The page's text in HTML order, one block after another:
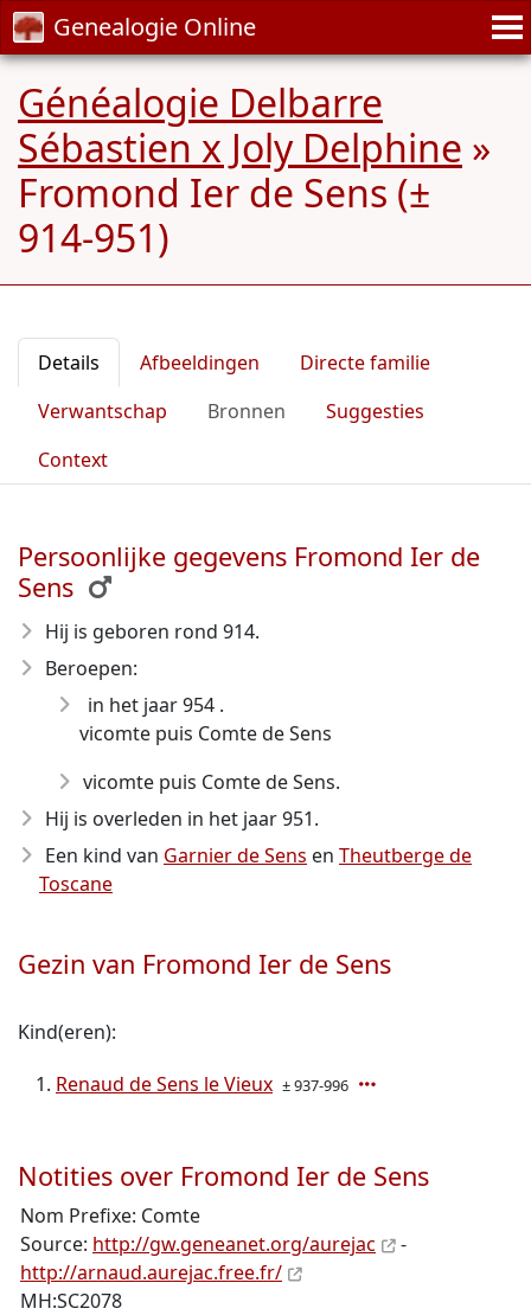
Genealogie Online
Généalogie Delbarre
Sébastien x Joly Delphine »
Fromond Ier de Sens (±
914-951)
Details Afbeeldingen
Directe familie
Verwantschap
Bronnen
Suggesties
Context
Persoonlijke gegevens Fromond Ier de
Sens
Hij is geboren rond 914.
Beroepen:
in het jaar 954 .
vicomte puis Comte de Sens
vicomte puis Comte de Sens.
Hij is overleden in het jaar 951.
Een kind van Garnier de Sens en Theutberge de
Toscane
Gezin van Fromond Ier de Sens
Kind(eren):
Renaud de Sens le Vieux ± 937-996
Notities over Fromond Ier de Sens
Nom Prefixe: Comte
Source: http://gw.geneanet.org/aurejac
-
http://arnaud.aurejac.free.fr/
MH:SC2078